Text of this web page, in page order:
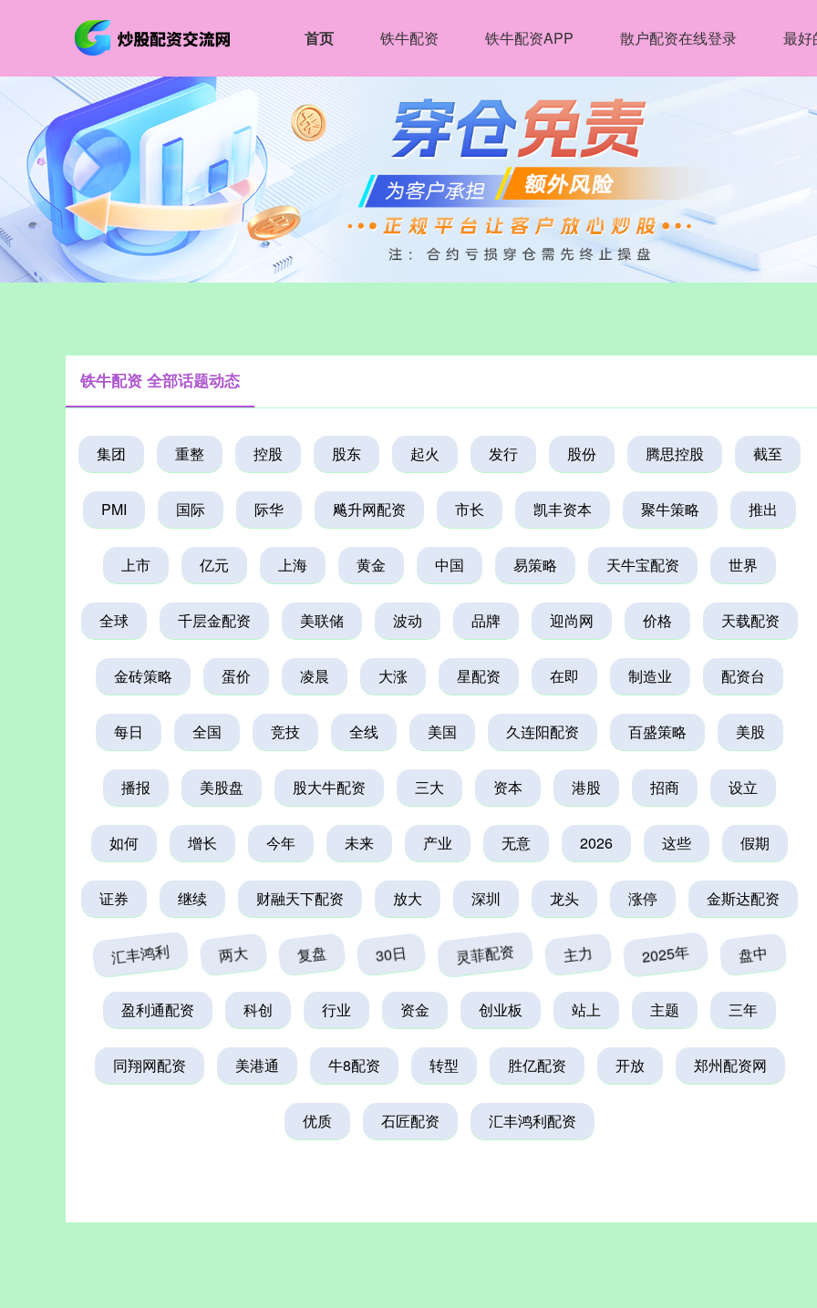
首页 铁牛配资 铁牛配资APP 散户配资在线登录 最好
铁牛配资 全部话题动态
集团 重整 控股 股东 起火 发行 股份 腾思控股 截至
PMI 国际 际华 飚升网配资 市长 凯丰资本 聚牛策略 推出
上市 亿元 上海 黄金 中国 易策略 天牛宝配资 世界
全球 千层金配资 美联储 波动 品牌 迎尚网 价格 天载配资
金砖策略 蛋价 凌晨 大涨 星配资 在即 制造业 配资台
每日 全国 竞技 全线 美国 久连阳配资 百盛策略 美股
播报 美股盘 股大牛配资 三大 资本 港股 招商 设立
如何 增长 今年 未来 产业 无意 2026 这些 假期
证券 继续 财融天下配资 放大 深圳 龙头 涨停 金斯达配资
汇丰鸿利 两大 复盘 30日 灵菲配资 主力 2025年 盘中
盈利通配资 科创 行业 资金 创业板 站上 主题 三年
同翔网配资 美港通 牛8配资 转型 胜亿配资 开放 郑州配资网
优质 石匠配资 汇丰鸿利配资